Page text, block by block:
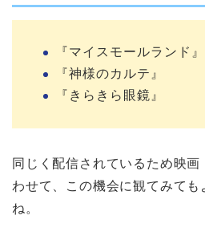
『マイスモールランド』
『神様のカルテ』
『きらきら眼鏡』
同じく配信されているため映
わせて、この機会に観てみても
ね。